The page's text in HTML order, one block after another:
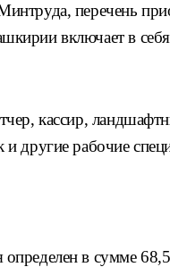
перечень
включает в
кассир,
другие рабочие
в сумме